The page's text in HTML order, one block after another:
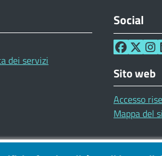
dei servizi
Social
Sito web
Accesso
Mappa del